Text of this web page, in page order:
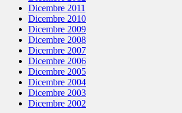
Dicembre 2011
Dicembre 2010
Dicembre 2009
Dicembre 2008
Dicembre 2007
Dicembre 2006
Dicembre 2005
Dicembre 2004
Dicembre 2003
Dicembre 2002